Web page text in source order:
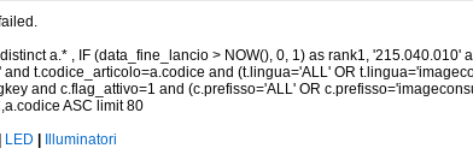
a.* , IF (data_fine_lancio > NOW(), 0, 1) as rank1, '215.040.010'
and t.codice_articolo=a.codice and (t.lingua='ALL' OR
and c.flag_attivo=1 and (c.prefisso='ALL' OR
ASC limit 80
LED
Illuminatori